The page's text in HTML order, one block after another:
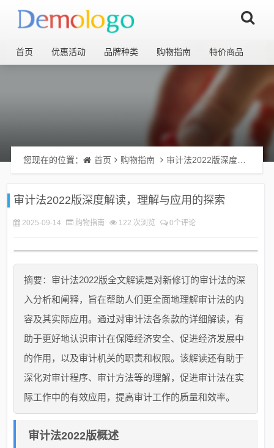
首页 优惠活动 品牌种类 购物指南 特价商品
您现在的位置： 首页 购物指南 审计法2022版深度解读，理解与应用的探索
审计法2022版深度解读，理解与应用的探索
2025-09-14 购物指南 122 次浏览 0个评论
摘要：审计法2022版全文解读是对新修订的审计法的深
入分析和阐释，旨在帮助人们更全面地理解审计法的内
容及其实际应用。通过对审计法各条款的详细解读，有
助于更好地认识审计在保障经济安全、促进经济发展中
的作用，以及审计机关的职责和权限。该解读还有助于
深化对审计程序、审计方法等的理解，促进审计法在实
际工作中的有效应用，提高审计工作的质量和效率。
审计法2022版概述